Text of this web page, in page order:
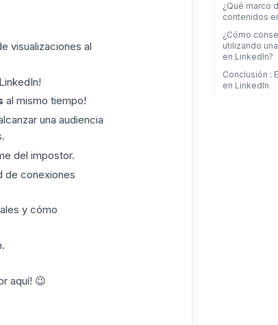
visualizaciones al
al mismo tiempo!
una audiencia
del impostor.
de conexiones
y cómo
aquí! 😉
¿Qué marco
contenidos
¿Cómo
utilizando
en LinkedIn?
Conclusión :
en LinkedIn